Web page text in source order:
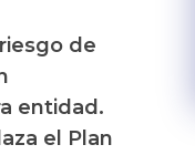
de
entidad.
el Plan